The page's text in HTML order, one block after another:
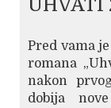
UHVATI
Pred vama
romana
nakon
dobija